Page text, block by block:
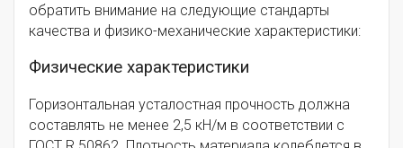
обратить внимание на следующие стандарты
качества и физико-механические характеристики:
Физические характеристики
Горизонтальная усталостная прочность должна
составлять не менее 2,5 кН/м в соответствии с